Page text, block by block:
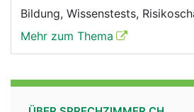
Bildung, Wissenstests,
Mehr zum Thema